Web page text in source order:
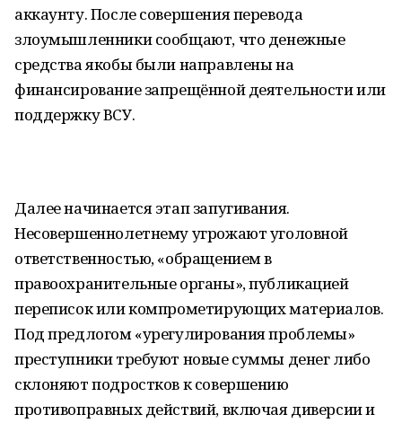
аккаунту. После совершения перевода
злоумышленники сообщают, что денежные
средства якобы были направлены на
финансирование запрещённой деятельности или
поддержку ВСУ.
Далее начинается этап запугивания.
Несовершеннолетнему угрожают уголовной
ответственностью, «обращением в
правоохранительные органы», публикацией
переписок или компрометирующих материалов.
Под предлогом «урегулирования проблемы»
преступники требуют новые суммы денег либо
склоняют подростков к совершению
противоправных действий, включая диверсии и